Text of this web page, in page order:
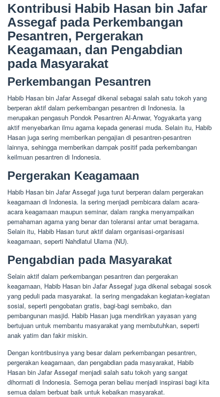
Kontribusi Habib Hasan bin Jafar
Assegaf pada Perkembangan
Pesantren, Pergerakan
Keagamaan, dan Pengabdian
pada Masyarakat
Perkembangan Pesantren
Habib Hasan bin Jafar Assegaf dikenal sebagai salah satu tokoh yang
berperan aktif dalam perkembangan pesantren di Indonesia. Ia
merupakan pengasuh Pondok Pesantren Al-Anwar, Yogyakarta yang
aktif menyebarkan ilmu agama kepada generasi muda. Selain itu, Habib
Hasan juga sering memberikan pengajian di pesantren-pesantren
lainnya, sehingga memberikan dampak positif pada perkembangan
keilmuan pesantren di Indonesia.
Pergerakan Keagamaan
Habib Hasan bin Jafar Assegaf juga turut berperan dalam pergerakan
keagamaan di Indonesia. Ia sering menjadi pembicara dalam acara-
acara keagamaan maupun seminar, dalam rangka menyampaikan
pemahaman agama yang benar dan toleransi antar umat beragama.
Selain itu, Habib Hasan turut aktif dalam organisasi-organisasi
keagamaan, seperti Nahdlatul Ulama (NU).
Pengabdian pada Masyarakat
Selain aktif dalam perkembangan pesantren dan pergerakan
keagamaan, Habib Hasan bin Jafar Assegaf juga dikenal sebagai sosok
yang peduli pada masyarakat. Ia sering mengadakan kegiatan-kegiatan
sosial, seperti pengobatan gratis, bagi-bagi sembako, dan
pembangunan masjid. Habib Hasan juga mendirikan yayasan yang
bertujuan untuk membantu masyarakat yang membutuhkan, seperti
anak yatim dan fakir miskin.
Dengan kontribusinya yang besar dalam perkembangan pesantren,
pergerakan keagamaan, dan pengabdian pada masyarakat, Habib
Hasan bin Jafar Assegaf menjadi salah satu tokoh yang sangat
dihormati di Indonesia. Semoga peran beliau menjadi inspirasi bagi kita
semua dalam berbuat baik untuk kebaikan masyarakat.